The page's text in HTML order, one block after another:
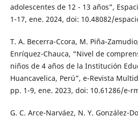
adolescentes de 12 - 13 años”,
1-17, ene. 2024, doi: 10.48082/
T. A. Becerra-Ccora, M. Piña-
Enríquez-Chauca, “Nivel de
niños de 4 años de la Institución
Huancavelica, Perú”, e-Revista
pp. 1-9, ene. 2023, doi: 10.61286/e-
G. C. Arce-Narváez, N. Y. González-